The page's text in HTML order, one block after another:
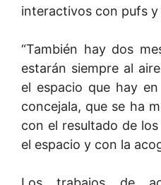
interactivos con pufs y
“También hay dos
estarán siempre al
el espacio que hay
concejala, que se ha
con el resultado de
el espacio y con la